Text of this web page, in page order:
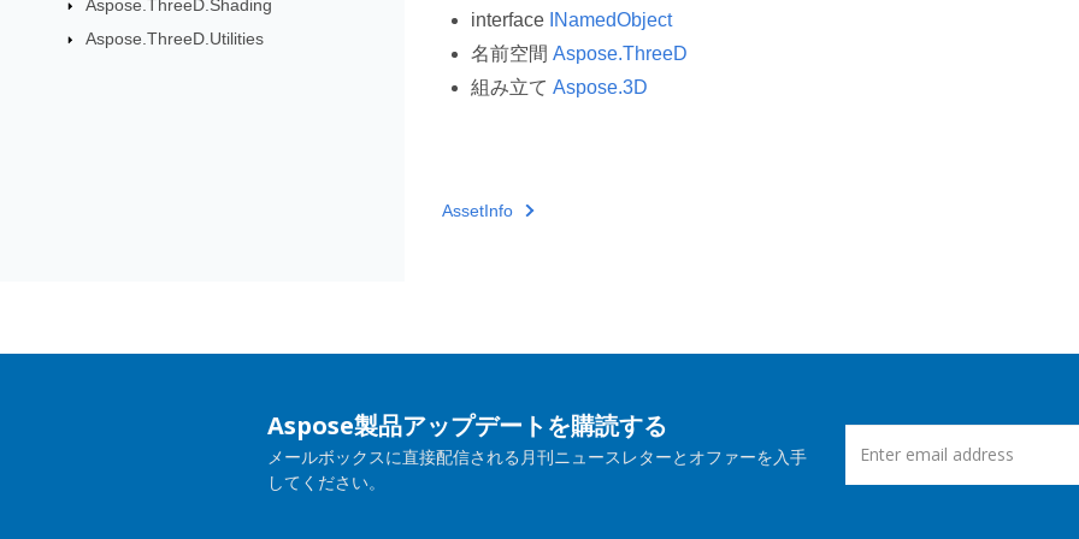
Aspose.ThreeD.Shading
Aspose.ThreeD.Utilities
interface INamedObject
名前空間 Aspose.ThreeD
組み立て Aspose.3D
AssetInfo
Aspose製品アップデートを購読する
メールボックスに直接配信される月刊ニュースレターとオファーを入手
してください。